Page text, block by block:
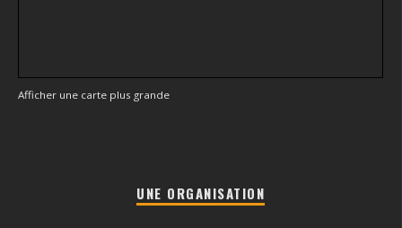
Afficher une carte plus grande
UNE ORGANISATION